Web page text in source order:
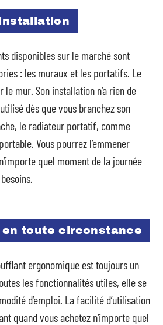
disponibles sur le marché sont
: les muraux et les portatifs. Le
mur. Son installation n’a rien de
dès que vous branchez son
le radiateur portatif, comme
Vous pourrez l’emmener
quel moment de la journée
en toute circonstance
ergonomique est toujours un
les fonctionnalités utiles, elle se
d’emploi. La facilité d’utilisation
quand vous achetez n’importe quel